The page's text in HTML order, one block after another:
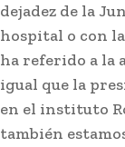
dejadez de la
hospital o con
ha referido a la
igual que la
en el instituto
también